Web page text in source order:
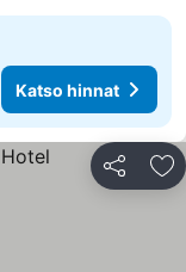
Katso hinnat
Jaa